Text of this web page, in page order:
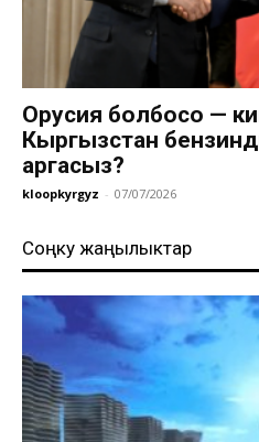
Орусия болбосо —
Кыргызстан бензинди
аргасыз?
kloopkyrgyz - 07/07/2026
Соңку жаңылыктар